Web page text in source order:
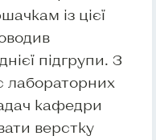
із цієї
підгрупи. З
лабораторних
кафедри
верстку